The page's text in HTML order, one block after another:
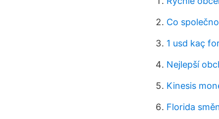
Co
1 usd kaç
Nejlepší
Kinesis
Florida